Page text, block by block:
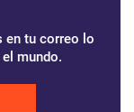
en tu correo lo
mundo.